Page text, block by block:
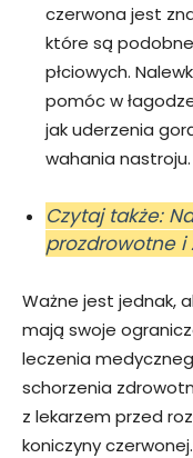
czerwona jest
które są
płciowych.
pomóc w
jak uderzenia
wahania nastroju.
Czytaj także:
prozdrowotne i
Ważne jest jednak,
mają swoje
leczenia
schorzenia
z lekarzem przed
koniczyny czerwonej.